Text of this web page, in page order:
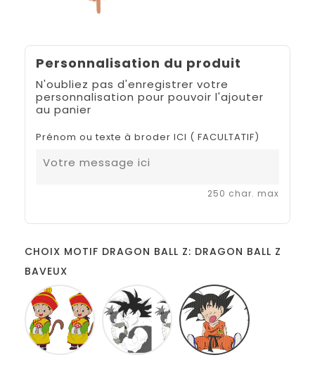
Personnalisation du produit
N'oubliez pas d'enregistrer votre
personnalisation pour pouvoir l'ajouter
au panier
Prénom ou texte à broder ICI ( FACULTATIF)
250 char. max
CHOIX MOTIF DRAGON BALL Z: DRAGON BALL Z
BAVEUX
DRAGON
BALL
BONNET
ROUGE
DRAGON
BALL
AND
BABY
Z
BAVEUX